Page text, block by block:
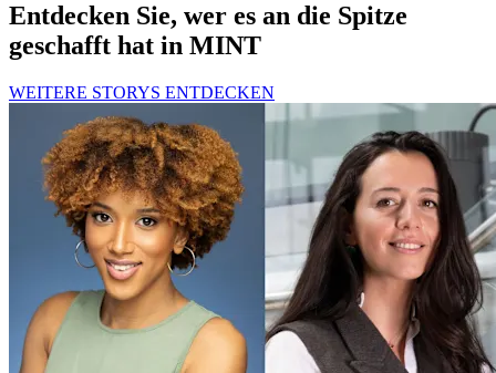
Entdecken Sie, wer es an die Spitze
geschafft hat in MINT
WEITERE STORYS ENTDECKEN